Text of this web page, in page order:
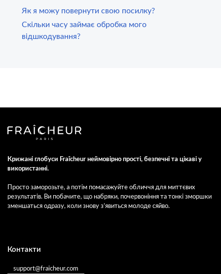
Як я можу повернути свою посилку?
Скільки часу займає обробка мого
відшкодування?
Крижані глобуси Fraîcheur неймовірно прості, безпечні та цікаві у
використанні.
Просто заморозьте, а потім помасажуйте обличчя для миттєвих
результатів. Ви побачите, що набряки, почервоніння та тонкі зморшки
зменшаться одразу, коли знову з’явиться молоде сяйво.
Контакти
support@fraicheur.com